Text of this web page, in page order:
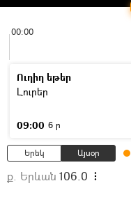
00:00
Ուղիղ եթեր
Լուրեր
09:00 6 ր
Երեկ Այսօր
ք. Երևան 106.0